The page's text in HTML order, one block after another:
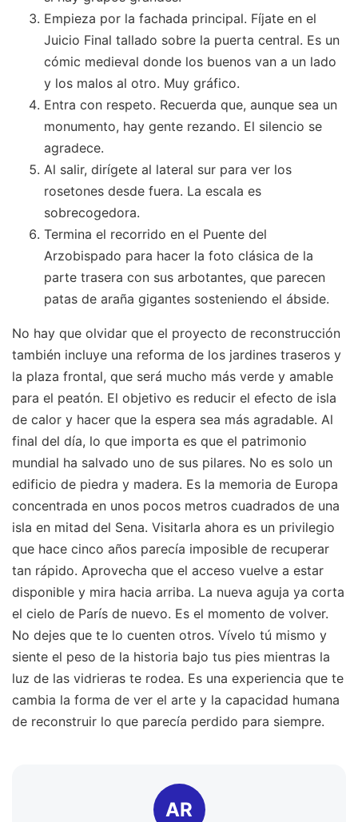
Empieza por la fachada principal. Fíjate en el
Juicio Final tallado sobre la puerta central. Es un
cómic medieval donde los buenos van a un lado
y los malos al otro. Muy gráfico.
Entra con respeto. Recuerda que, aunque sea un
monumento, hay gente rezando. El silencio se
agradece.
Al salir, dirígete al lateral sur para ver los
rosetones desde fuera. La escala es
sobrecogedora.
Termina el recorrido en el Puente del
Arzobispado para hacer la foto clásica de la
parte trasera con sus arbotantes, que parecen
patas de araña gigantes sosteniendo el ábside.
No hay que olvidar que el proyecto de reconstrucción
también incluye una reforma de los jardines traseros y
la plaza frontal, que será mucho más verde y amable
para el peatón. El objetivo es reducir el efecto de isla
de calor y hacer que la espera sea más agradable. Al
final del día, lo que importa es que el patrimonio
mundial ha salvado uno de sus pilares. No es solo un
edificio de piedra y madera. Es la memoria de Europa
concentrada en unos pocos metros cuadrados de una
isla en mitad del Sena. Visitarla ahora es un privilegio
que hace cinco años parecía imposible de recuperar
tan rápido. Aprovecha que el acceso vuelve a estar
disponible y mira hacia arriba. La nueva aguja ya corta
el cielo de París de nuevo. Es el momento de volver.
No dejes que te lo cuenten otros. Vívelo tú mismo y
siente el peso de la historia bajo tus pies mientras la
luz de las vidrieras te rodea. Es una experiencia que te
cambia la forma de ver el arte y la capacidad humana
de reconstruir lo que parecía perdido para siempre.
AR